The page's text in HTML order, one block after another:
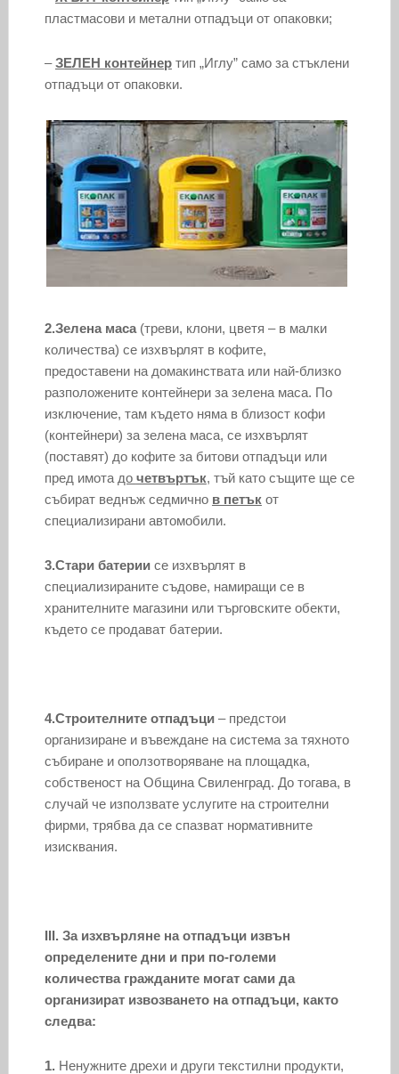
пластмасови и метални отпадъци от опаковки;
–ЗЕЛЕН контейнертип „Иглу” само за стъклени
отпадъци от опаковки.
2.Зелена маса(треви, клони, цветя – в малки
количества) се изхвърлят в кофите,
предоставени на домакинствата или най-близко
разположените контейнери за зелена маса. По
изключение, там където няма в близост кофи
(контейнери) за зелена маса, се изхвърлят
(поставят) до кофите за битови отпадъци или
пред имота до четвъртък, тъй като същите ще се
събират веднъж седмично в петъкот
специализирани автомобили.
3.Стари батериисе изхвърлят в
специализираните съдове, намиращи се в
хранителните магазини или търговските обекти,
където се продават батерии.
4.Строителните отпадъци– предстои
организиране и въвеждане на система за тяхното
събиране и оползотворяване на площадка,
собственост на Община Свиленград. До тогава, в
случай че използвате услугите на строителни
фирми, трябва да се спазват нормативните
изисквания.
III. За изхвърляне на отпадъци извън
определените дни и при по-големи
количества гражданите могат сами да
организират извозването на отпадъци, както
следва:
1. Ненужните дрехи и други текстилни продукти,